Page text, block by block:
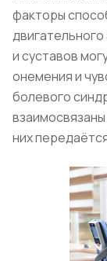
факторы
и суставов
онемения и
болевого
них